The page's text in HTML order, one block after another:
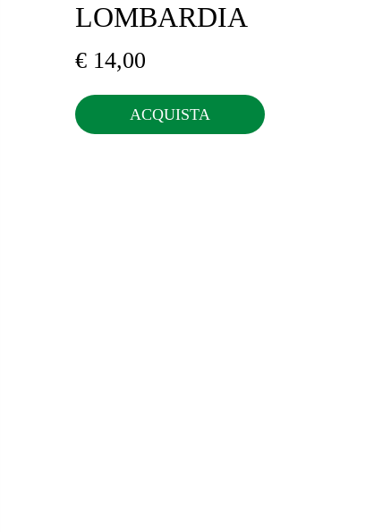
LOMBARDIA
€ 14,00
ACQUISTA